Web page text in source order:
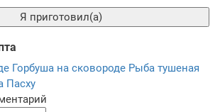
Я приготовил(а)
Горбуша на сковороде Рыба тушеная
Пасху